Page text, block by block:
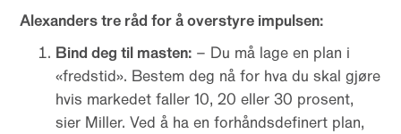
Alexanders tre råd for å overstyre impulsen:
Bind deg til masten: – Du må lage en plan i
«fredstid». Bestem deg nå for hva du skal gjøre
hvis markedet faller 10, 20 eller 30 prosent,
sier Miller. Ved å ha en forhåndsdefinert plan,